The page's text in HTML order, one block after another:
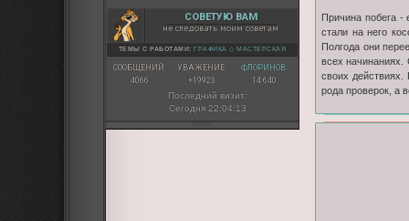
СОВЕТУЮ ВАМ
не следовать моим советам
ТЕМЫ С РАБОТАМИ:ГРАФИКА ◇МАСТЕРСКАЯ
СООБЩЕНИЙ:
4066
УВАЖЕНИЕ:
+19923
ФЛОРИНОВ:
14 640
Последний визит:
Сегодня 22:04:13
Причина побега -
стали на него
Полгода они
всех
своих
рода проверок, а